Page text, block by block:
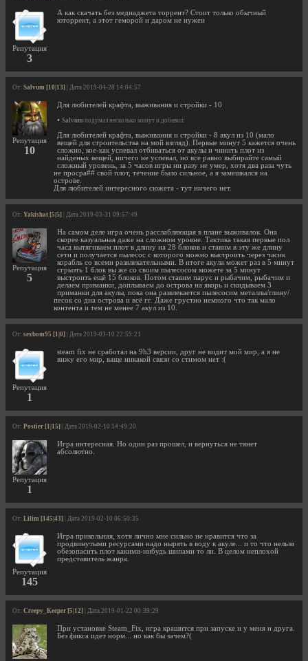
Репутация
3
А как скачать без медиаджета торрент? Стоит только обычный
юторрент, а этот геморой и даром не нужен
От: Salvum [10|13] | Дата 2019-04-28 14:04:57
Репутация
10
Для любителей крафта, выживания и стройки - 10
• Salvum подумал несколько минут и добавил:
Для любителей крафта, выживания и стройки - 8 акул из 10 (мало
вещей для строительства на мой взгляд). Первые минут 5 кажется очень
сложно, кое-как успевал отбиваться от акулы и чинить плот из
найденых вещей, ничего не успевал, но все равно выбирайте самый
сложный уровень, за 5 часов игры ни разу не умер, хотя два раза чуть
не просра## свой плот, течение было сильное, а я замешкался на
острове.
Для любителей интересного сюжета - тут ничего нет.
От: Yakishat [5|5] | Дата 2019-03-31 09:57:49
Репутация
5
На самом деле игра очень расслабляющая в плане выживалок. Она
скорее казуальная даже на сложном уровне. Тактика такая первые пол
часа вытягиваем плот в длину на 28 блоков и ставим в эту же длину
сети и получается пылесос с которого можно выстроить через часик
корабль со всеми развлекательными. В итоге акула может раз в 5 минут
сгрызть 1 блок вы же со своим пылесосом можете за 5 минут
выстроить ещё 15 блоков. Потом ставим парус и рыбачим, рыбачим и
делаем приманки, доплываем до острова на якорь и скидываем 3
приманки для акулы, пока она развлекается пылесосим металлы/глину/
песок со дна острова и всё гг. Даже грустно немного что так мало
контента и тем не менее 7 акул из 10.
От: sexbom95 [1|0] | Дата 2019-03-10 22:59:21
Репутация
1
steam fix не сработал на 9h3 версии, друг не видит мой мир, а я не
вижу его мир, ваще никакой связи со стимом нет :(
От: Postier [1|15] | Дата 2019-02-10 14:49:20
Репутация
1
Игра интересная. Но один раз прошел, и вернуться не тянет
абсолютно.
От: Lilim [145|43] | Дата 2019-02-10 06:50:35
Репутация
145
Игра прикольная, хотя лично мне сильно не нравится что за
продвинутыми ресурсами надо нырять в воду к акуле... и то что нельзя
обезопасить плот какими-нибудь шипами то ли. В целом неплохой
представитель жанра.
От: Creepy_Keeper [5|12] | Дата 2019-01-22 00:39:29
При установке Steam_Fix, игра крашится при запуске и у меня и друга.
Без фикса идет норм... но как бы зачем?(